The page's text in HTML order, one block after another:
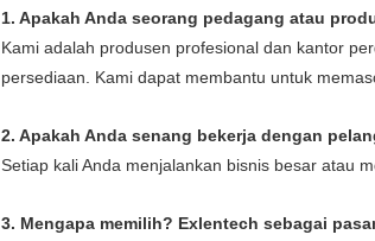
1. Apakah Anda seorang pedagang atau
Kami adalah produsen profesional dan kantor
persediaan. Kami dapat membantu untuk
2. Apakah Anda senang bekerja dengan
Setiap kali Anda menjalankan bisnis besar atau
3. Mengapa memilih? Exlentech sebagai